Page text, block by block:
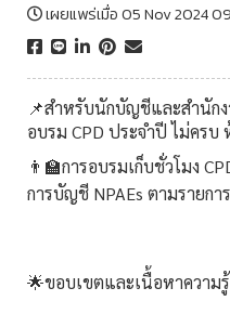
เผยแพร่เมื่อ 05 Nov 2024
📌สำหรับนักบัญชีและสำนัก
อบรม CPD ประจำปี ไม่ครบ
👨‍🏫การอบรมเก็บชั่วโมง
การบัญชี NPAEs ตามรายก
🌟ขอบเขตและเนื้อหาความรู้